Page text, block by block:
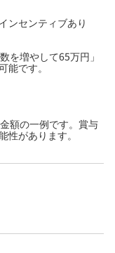
ンセンティブあり
を増やして65万円」
です。
額の一例です。賞与
があります。